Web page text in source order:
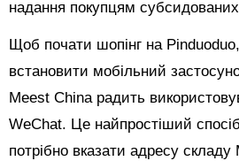
надання покупцям
Щоб почати шопінг на
встановити мобільний
Meest China радить
WeChat. Це найпростіший
потрібно вказати адресу